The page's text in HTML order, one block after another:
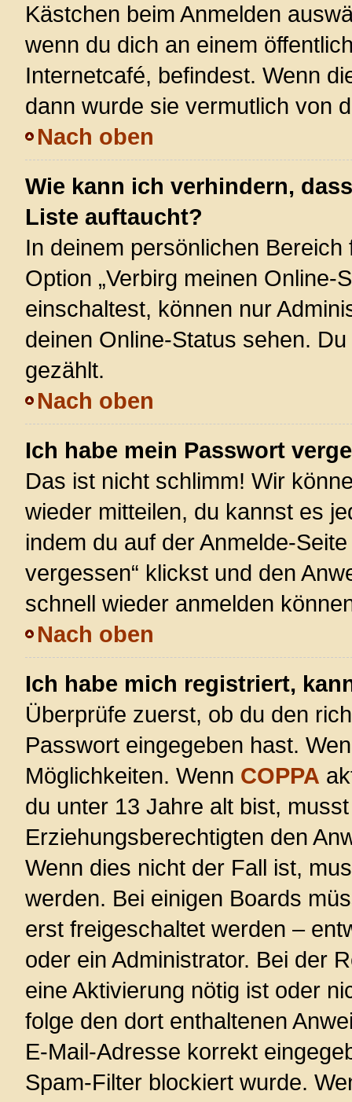
Kästchen beim Anmelden
wenn du dich an einem
Internetcafé, befindest. Wenn
dann wurde sie vermutlich von
Nach oben
Wie kann ich verhindern,
Liste auftaucht?
In deinem persönlichen
Option „Verbirg meinen Online-
einschaltest, können nur
deinen Online-Status sehen.
gezählt.
Nach oben
Ich habe mein Passwort
Das ist nicht schlimm! Wir
wieder mitteilen, du kannst es
indem du auf der Anmelde-
vergessen“ klickst und den
schnell wieder anmelden
Nach oben
Ich habe mich registriert,
Überprüfe zuerst, ob du den
Passwort eingegeben hast.
Möglichkeiten. Wenn COPPA
du unter 13 Jahre alt bist,
Erziehungsberechtigten den
Wenn dies nicht der Fall ist,
werden. Bei einigen Boards
erst freigeschaltet werden –
oder ein Administrator. Bei der
eine Aktivierung nötig ist oder
folge den dort enthaltenen
E-Mail-Adresse korrekt
Spam-Filter blockiert wurde.